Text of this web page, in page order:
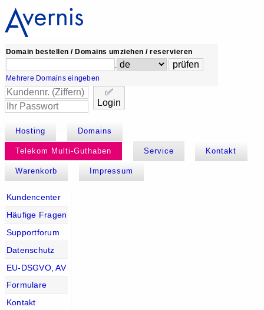
Domain bestellen / Domains umziehen / reservieren
.
Mehrere Domains eingeben
✅
Login
Hosting Domains
Telekom Multi-Guthaben Service Kontakt
Warenkorb Impressum
Kundencenter
Häufige Fragen
Supportforum
Datenschutz
EU-DSGVO, AV
Formulare
Kontakt